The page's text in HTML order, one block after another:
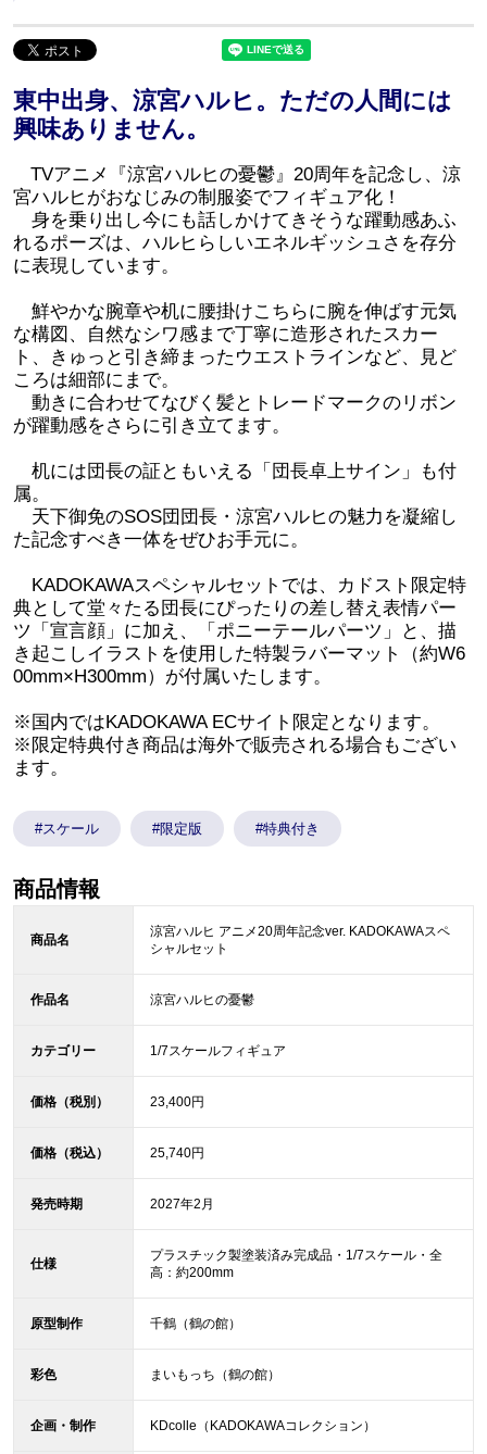
東中出身、涼宮ハルヒ。ただの人間には
興味ありません。
TVアニメ『涼宮ハルヒの憂鬱』20周年を記念し、涼
宮ハルヒがおなじみの制服姿でフィギュア化！
身を乗り出し今にも話しかけてきそうな躍動感あふ
れるポーズは、ハルヒらしいエネルギッシュさを存分
に表現しています。
鮮やかな腕章や机に腰掛けこちらに腕を伸ばす元気
な構図、自然なシワ感まで丁寧に造形されたスカー
ト、きゅっと引き締まったウエストラインなど、見ど
ころは細部にまで。
動きに合わせてなびく髪とトレードマークのリボン
が躍動感をさらに引き立てます。
机には団長の証ともいえる「団長卓上サイン」も付
属。
天下御免のSOS団団長・涼宮ハルヒの魅力を凝縮し
た記念すべき一体をぜひお手元に。
KADOKAWAスペシャルセットでは、カドスト限定特
典として堂々たる団長にぴったりの差し替え表情パー
ツ「宣言顔」に加え、「ポニーテールパーツ」と、描
き起こしイラストを使用した特製ラバーマット（約W6
00mm×H300mm）が付属いたします。
※国内ではKADOKAWA ECサイト限定となります。
※限定特典付き商品は海外で販売される場合もござい
ます。
#スケール #限定版 #特典付き
商品情報
商品名
涼宮ハルヒ アニメ20周年記念ver. KADOKAWAスペ
シャルセット
作品名 涼宮ハルヒの憂鬱
カテゴリー 1/7スケールフィギュア
価格（税別） 23,400円
価格（税込） 25,740円
発売時期 2027年2月
仕様
プラスチック製塗装済み完成品・1/7スケール・全
高：約200mm
原型制作 千鶴（鶴の館）
彩色 まいもっち（鶴の館）
企画・制作 KDcolle（KADOKAWAコレクション）